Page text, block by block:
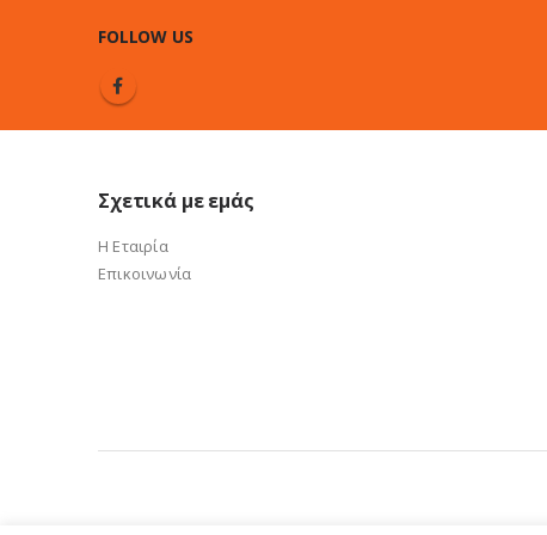
FOLLOW US
Σχετικά με εμάς
Η Εταιρία
Επικοινωνία